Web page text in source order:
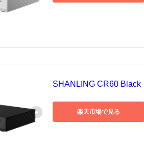
SHANLING CR60 Black
楽天市場で見る